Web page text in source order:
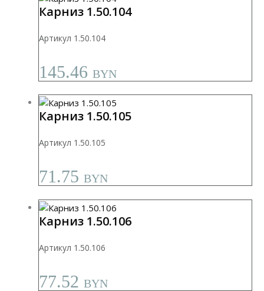
Карниз 1.50.104
Артикул 1.50.104
145.46 BYN
Карниз 1.50.105
Артикул 1.50.105
71.75 BYN
Карниз 1.50.106
Артикул 1.50.106
77.52 BYN